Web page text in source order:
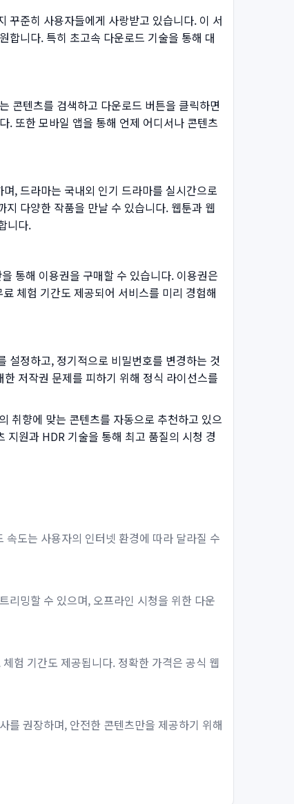
준히 사용자들에게 사랑받고 있습니다. 이 서
합니다. 특히 초고속 다운로드 기술을 통해 대
콘텐츠를 검색하고 다운로드 버튼을 클릭하면
. 또한 모바일 앱을 통해 언제 어디서나 콘텐츠
, 드라마는 국내외 인기 드라마를 실시간으로
다양한 작품을 만날 수 있습니다. 웹툰과 웹
니다.
통해 이용권을 구매할 수 있습니다. 이용권은
체험 기간도 제공되어 서비스를 미리 경험해
설정하고, 정기적으로 비밀번호를 변경하는 것
저작권 문제를 피하기 위해 정식 라이선스를
취향에 맞는 콘텐츠를 자동으로 추천하고 있으
원과 HDR 기술을 통해 최고 품질의 시청 경
도는 사용자의 인터넷 환경에 따라 달라질 수
밍할 수 있으며, 오프라인 시청을 위한 다운
험 기간도 제공됩니다. 정확한 가격은 공식 웹
를 권장하며, 안전한 콘텐츠만을 제공하기 위해